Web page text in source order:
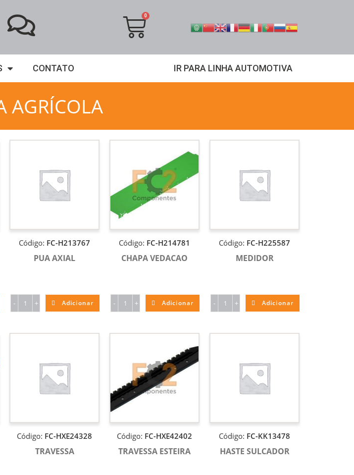
CONTATO IR PARA LINHA AUTOMOTIVA
AGRÍCOLA
- +
Código: FC-H213767
PUA AXIAL
Adicionar - +
Código: FC-H214781
CHAPA VEDACAO
Adicionar - +
Código: FC-H225587
MEDIDOR
Adicionar
Código: FC-HXE24328
TRAVESSA
Código: FC-HXE42402
TRAVESSA ESTEIRA
Código: FC-KK13478
HASTE SULCADOR